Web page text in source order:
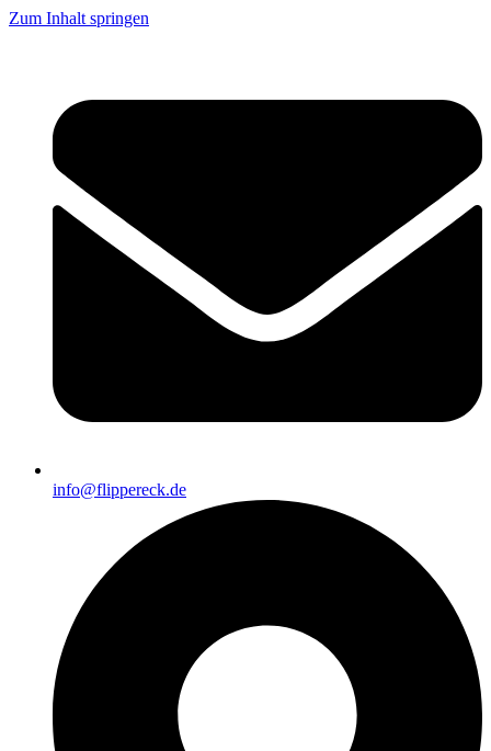
Zum Inhalt springen
info@flippereck.de